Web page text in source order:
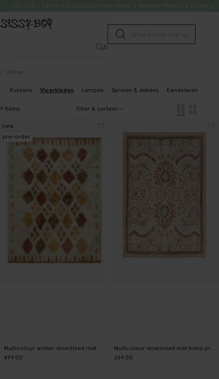
Submit search
Zoeken
Wonen
Kussens Vloerkleden Lampen Spreien & dekens Kandelaren
9 Items Filter & sorteer
499.00
new
pre-order
269.00